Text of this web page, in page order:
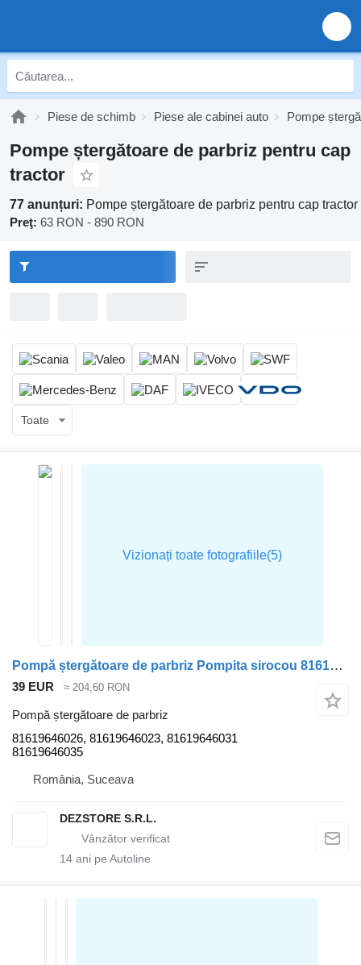
Piese de schimb Piese ale cabinei auto Pompe
Pompe ștergătoare de parbriz pentru cap
tractor
77 anunțuri: Pompe ștergătoare de parbriz pentru cap tractor
Preţ: 63 RON - 890 RON
Toate
Pompă ștergătoare de parbriz Pompita sirocou 81619646026 pentru cap tractor MAN TGA
39 EUR ≈ 204,60 RON
Pompă ștergătoare de parbriz
81619646026, 81619646023, 81619646031
81619646035
România, Suceava
DEZSTORE S.R.L.
14 ani pe Autoline